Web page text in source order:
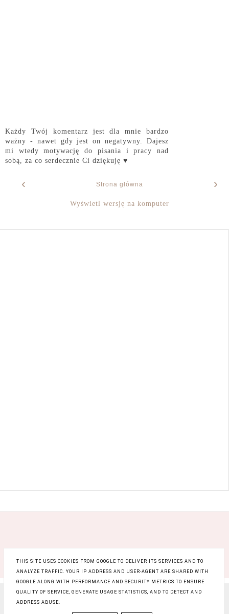
Każdy Twój komentarz jest dla mnie bardzo
ważny - nawet gdy jest on negatywny. Dajesz
mi wtedy motywację do pisania i pracy nad
sobą, za co serdecznie Ci dziękuję ♥
‹ ›
Strona główna
Wyświetl wersję na komputer
COPYRIGHT ©
BLOG DESIGN:KAROGRAFIA.PL
THIS SITE USES COOKIES FROM GOOGLE TO DELIVER ITS SERVICES AND TO
ANALYZE TRAFFIC. YOUR IP ADDRESS AND USER-AGENT ARE SHARED WITH
GOOGLE ALONG WITH PERFORMANCE AND SECURITY METRICS TO ENSURE
QUALITY OF SERVICE, GENERATE USAGE STATISTICS, AND TO DETECT AND
ADDRESS ABUSE.